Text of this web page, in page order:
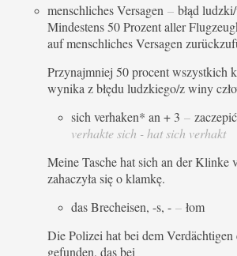
menschliches Versagen – błąd
Mindestens 50 Prozent aller
auf menschliches Versagen
Przynajmniej 50 procent wszystkich
wynika z błędu ludzkiego/z winy
sich verhaken* an + 3 –
verhakte sich - hat sich verhakt
Meine Tasche hat sich an der Klinke
zahaczyła się o klamkę.
das Brecheisen, -s, - – łom
Die Polizei hat bei dem Verdächtigen
gefunden, das bei